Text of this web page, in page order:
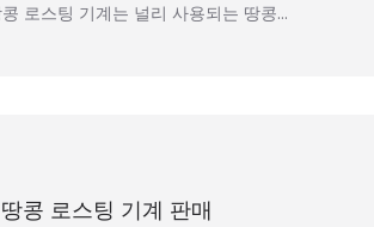
로스팅 기계는 널리 사용되는 땅콩…
콩 로스팅 기계 판매